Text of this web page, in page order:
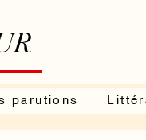
parutions